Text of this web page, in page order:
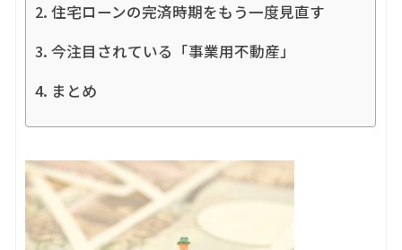
住宅ローンの完済時期をもう一度見直す
今注目されている「事業用不動産」
まとめ